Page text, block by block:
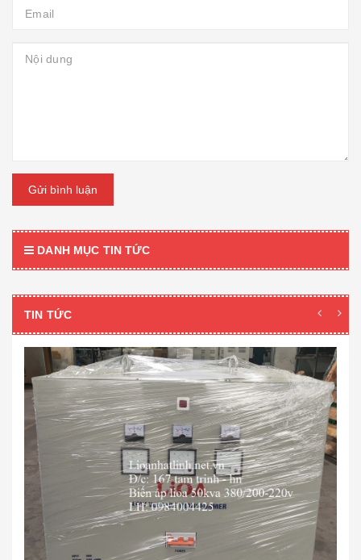
Gửi bình luận
DANH MỤC TIN TỨC
TIN TỨC